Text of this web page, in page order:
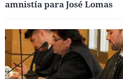
amnistía para José Lomas